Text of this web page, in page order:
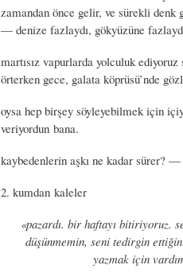
zamandan önce gelir, ve sürekli denk
— denize fazlaydı, gökyüzüne
martısız vapurlarda yolculuk
örterken gece, galata köprüsü’nde
oysa hep birşey söyleyebilmek için
veriyordun bana.
kaybedenlerin aşkı ne kadar sürer? —
2. kumdan kaleler
«pazardı. bir haftayı bitiriyoruz.
düşünmemin, seni tedirgin
yazmak için